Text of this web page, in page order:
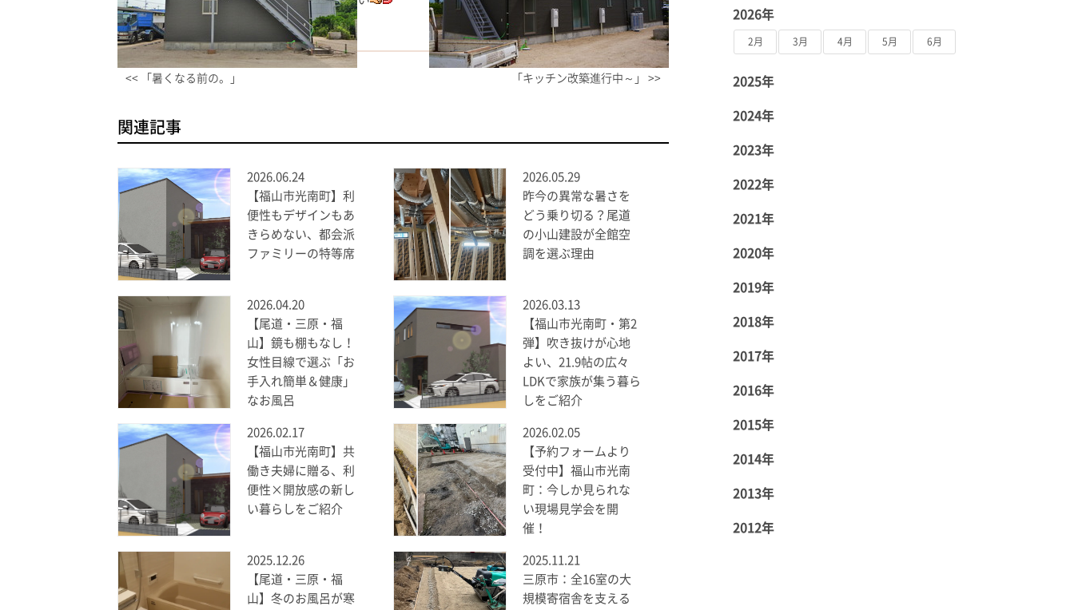
<< 「暑くなる前の。」 「キッチン改築進行中～」 >>
関連記事
2026.06.24
【福山市光南町】利
便性もデザインもあ
きらめない、都会派
ファミリーの特等席
2026.05.29
昨今の異常な暑さを
どう乗り切る？尾道
の小山建設が全館空
調を選ぶ理由
2026.04.20
【尾道・三原・福
山】鏡も棚もなし！
女性目線で選ぶ「お
手入れ簡単＆健康」
なお風呂
2026.03.13
【福山市光南町・第2
弾】吹き抜けが心地
よい、21.9帖の広々
LDKで家族が集う暮ら
しをご紹介
2026.02.17
【福山市光南町】共
働き夫婦に贈る、利
便性×開放感の新し
い暮らしをご紹介
2026.02.05
【予約フォームより
受付中】福山市光南
町：今しか見られな
い現場見学会を開
催！
2025.12.26
【尾道・三原・福
山】冬のお風呂が寒
2025.11.21
三原市：全16室の大
規模寄宿舎を支える
2026年
2月 3月 4月 5月 6月
2025年
2024年
2023年
2022年
2021年
2020年
2019年
2018年
2017年
2016年
2015年
2014年
2013年
2012年